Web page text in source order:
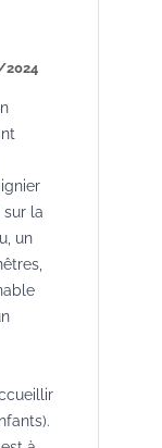
2024
sur la
un